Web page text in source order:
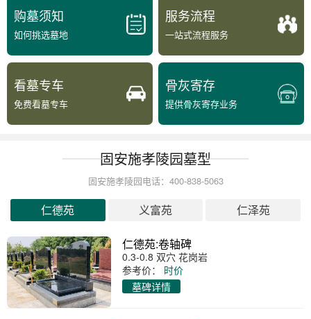
购墓须知
如何挑选墓地
服务流程
一站式流程服务
看墓专车
免费看墓专车
骨灰寄存
提供骨灰寄存业务
固安施孝陵园墓型
固安施孝陵园电话：400-838-5063
仁德苑 义富苑 仁泽苑
仁德苑:卷轴碑
0.3-0.8 双穴 花岗岩
参考价：
时价
墓碑详情